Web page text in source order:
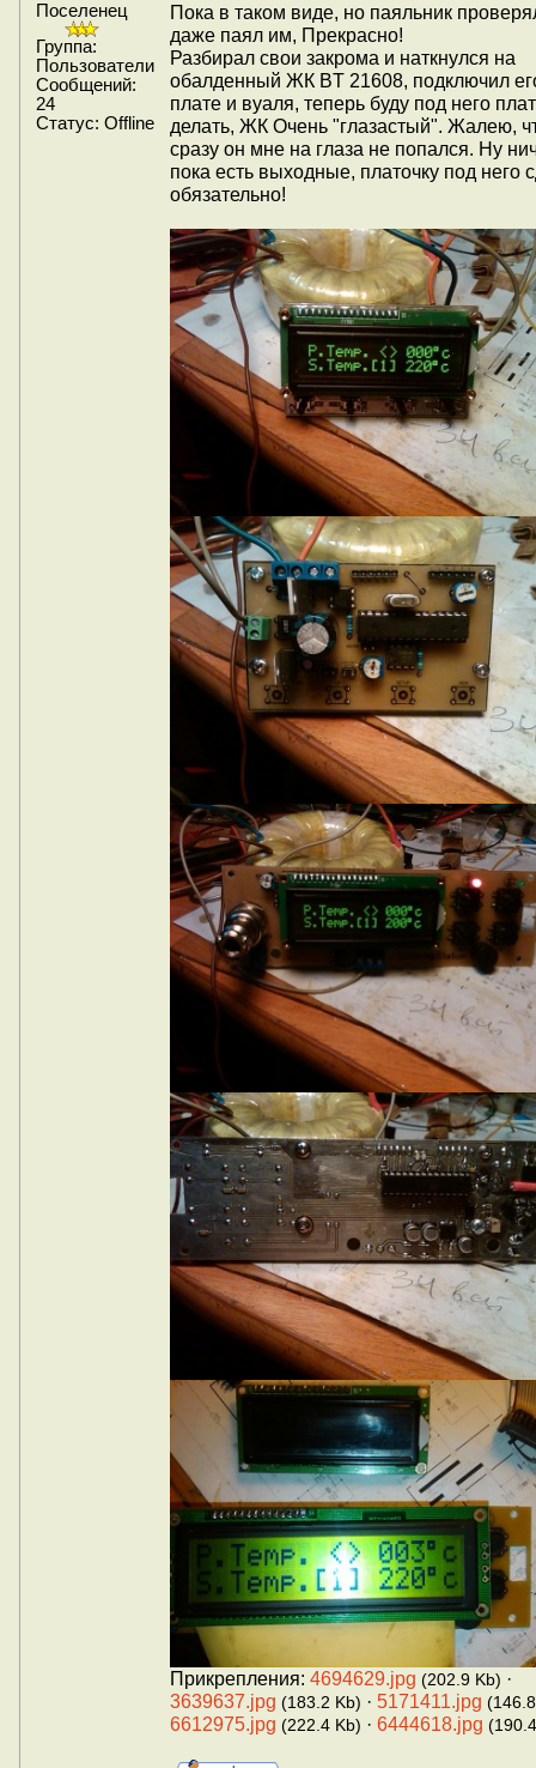
Поселенец
Группа:
Пользователи
Сообщений:
24
Статус: Offline
Пока в таком виде, но паяльник
даже паял им, Прекрасно!
Разбирал свои закрома и наткнулся на
обалденный ЖК BT 21608, подключил
плате и вуаля, теперь буду под него
делать, ЖК Очень "глазастый". Жалею,
сразу он мне на глаза не попался. Ну
пока есть выходные, платочку под него
обязательно!
Прикрепления: 4694629.jpg (202.9 Kb) ·
3639637.jpg (183.2 Kb) · 5171411.jpg
6612975.jpg (222.4 Kb) · 6444618.jpg